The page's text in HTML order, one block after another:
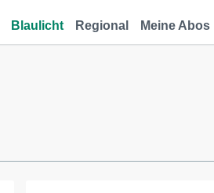
Blaulicht Regional Meine Abos